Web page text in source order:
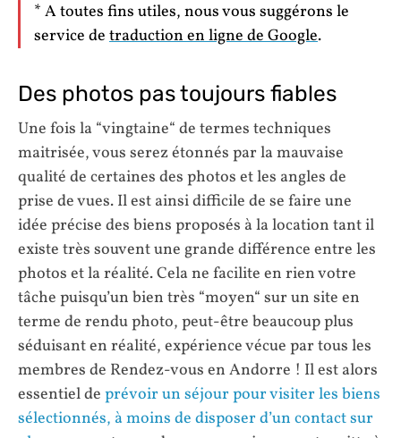
* A toutes fins utiles, nous vous suggérons le
service de traduction en ligne de Google.
Des photos pas toujours fiables
Une fois la “vingtaine“ de termes techniques
maitrisée, vous serez étonnés par la mauvaise
qualité de certaines des photos et les angles de
prise de vues. Il est ainsi difficile de se faire une
idée précise des biens proposés à la location tant il
existe très souvent une grande différence entre les
photos et la réalité. Cela ne facilite en rien votre
tâche puisqu’un bien très “moyen“ sur un site en
terme de rendu photo, peut-être beaucoup plus
séduisant en réalité, expérience vécue par tous les
membres de Rendez-vous en Andorre ! Il est alors
essentiel de prévoir un séjour pour visiter les biens
sélectionnés, à moins de disposer d’un contact sur